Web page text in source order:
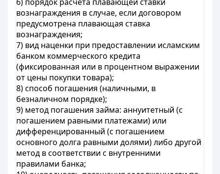
вознаграждения в случае, если договором
предусмотрена плавающая ставка
вознаграждения;
7) вид наценки при предоставлении исламским
банком коммерческого кредита
(фиксированная или в процентном выражении
от цены покупки товара);
8) способ погашения (наличными, в
безналичном порядке);
9) метод погашения займа: аннуитетный (с
погашением равными платежами) или
дифференцированный (с погашением
основного долга равными долями) либо другой
метод в соответствии с внутренними
правилами банка;